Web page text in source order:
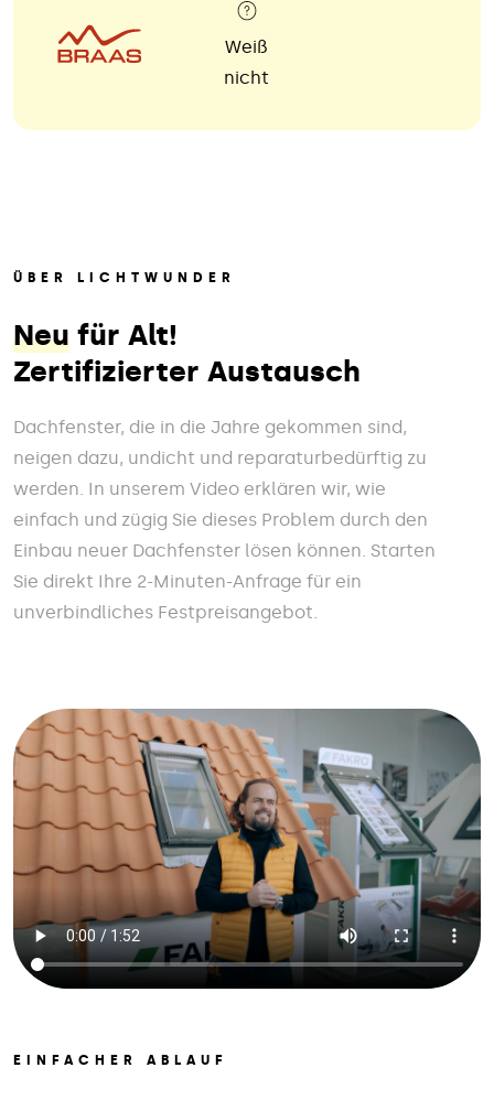
Weiß
nicht
ÜBER LICHTWUNDER
Neu für Alt!
Zertifizierter Austausch
Dachfenster, die in die Jahre gekommen sind,
neigen dazu, undicht und reparaturbedürftig zu
werden. In unserem Video erklären wir, wie
einfach und zügig Sie dieses Problem durch den
Einbau neuer Dachfenster lösen können. Starten
Sie direkt Ihre 2-Minuten-Anfrage für ein
unverbindliches Festpreisangebot.
EINFACHER ABLAUF